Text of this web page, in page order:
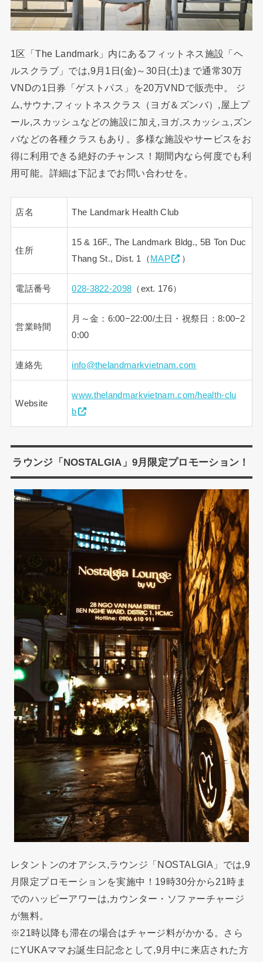
1区「The Landmark」内にあるフィットネス施設「ヘ
ルスクラブ」では,9月1日(金)～30日(土)まで通常30万
VNDの1日券「ゲストパス」を20万VNDで販売中。 ジ
ム,サウナ,フィットネスクラス（ヨガ＆ズンバ）,屋上プ
ール,スカッシュなどの施設に加え,ヨガ,スカッシュ,ズン
バなどの各種クラスもあり。多様な施設やサービスをお
得に利用できる絶好のチャンス！期間内なら何度でも利
用可能。詳細は下記までお問い合わせを。
店名 The Landmark Health Club
住所
15 & 16F., The Landmark Bldg., 5B Ton Duc
Thang St., Dist. 1（ MAP ）
電話番号 028-3822-2098 （ext. 176）
営業時間
月～金：6:00−22:00/土日・祝祭日：8:00−2
0:00
連絡先 info@thelandmarkvietnam.com
Website
www.thelandmarkvietnam.com/health-clu
b
ラウンジ「NOSTALGIA」9月限定プロモーション！
レタントンのオアシス,ラウンジ「NOSTALGIA」では,9
月限定プロモーションを実施中！19時30分から21時ま
でのハッピーアワーは,カウンター・ソファーチャージ
が無料。
※21時以降も滞在の場合はチャージ料がかかる。さら
にYUKAママお誕生日記念として,9月中に来店された方